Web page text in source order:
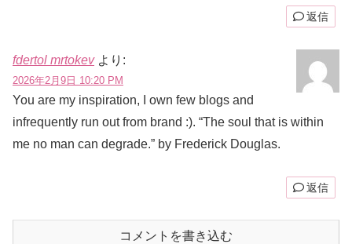
返信
fdertol mrtokev より:
2026年2月9日 10:20 PM
You are my inspiration, I own few blogs and
infrequently run out from brand :). “The soul that is within
me no man can degrade.” by Frederick Douglas.
返信
コメントを書き込む